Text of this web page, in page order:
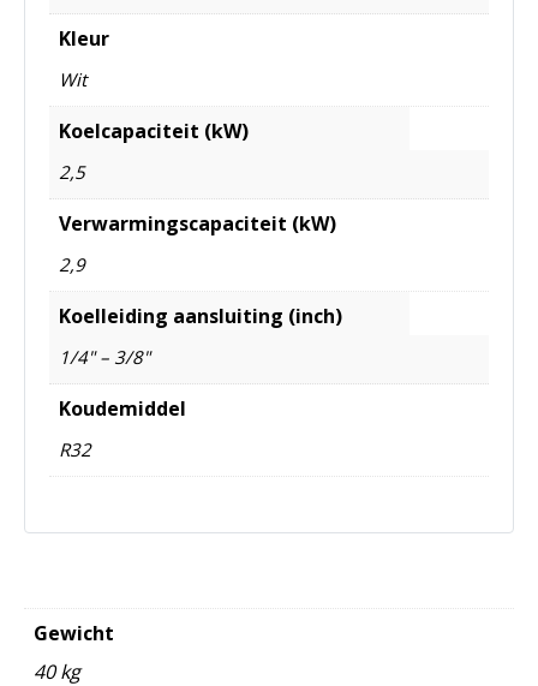
Kleur
Wit
Koelcapaciteit (kW)
2,5
Verwarmingscapaciteit (kW)
2,9
Koelleiding aansluiting (inch)
1/4" – 3/8"
Koudemiddel
R32
Gewicht
40 kg